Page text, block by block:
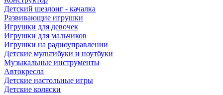
Детский шезлонг - качалка
Развивающие игрушки
Игрушки для девочек
Игрушки для мальчиков
Игрушки на радиоуправлении
Детские мультибуки и ноутбуки
Музыкальные инструменты
Автокресла
Детские настольные игры
Детские коляски